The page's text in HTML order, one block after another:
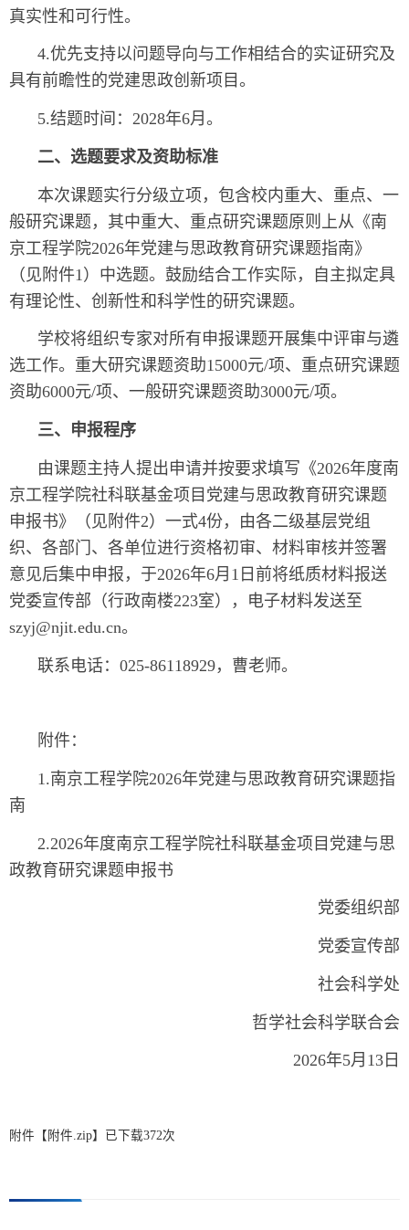
真实性和可行性。
4.优先支持以问题导向与工作相结合的实证研究及
具有前瞻性的党建思政创新项目。
5.结题时间：2028年6月。
二、选题要求及资助标准
本次课题实行分级立项，包含校内重大、重点、一
般研究课题，其中重大、重点研究课题原则上从《南
京工程学院2026年党建与思政教育研究课题指南》
（见附件1）中选题。鼓励结合工作实际，自主拟定具
有理论性、创新性和科学性的研究课题。
学校将组织专家对所有申报课题开展集中评审与遴
选工作。重大研究课题资助15000元/项、重点研究课题
资助6000元/项、一般研究课题资助3000元/项。
三、申报程序
由课题主持人提出申请并按要求填写《2026年度南
京工程学院社科联基金项目党建与思政教育研究课题
申报书》（见附件2）一式4份，由各二级基层党组
织、各部门、各单位进行资格初审、材料审核并签署
意见后集中申报，于2026年6月1日前将纸质材料报送
党委宣传部（行政南楼223室），电子材料发送至
szyj@njit.edu.cn。
联系电话：025-86118929，曹老师。
附件：
1.南京工程学院2026年党建与思政教育研究课题指
南
2.2026年度南京工程学院社科联基金项目党建与思
政教育研究课题申报书
党委组织部
党委宣传部
社会科学处
哲学社会科学联合会
2026年5月13日
附件【 附件.zip】已下载372次